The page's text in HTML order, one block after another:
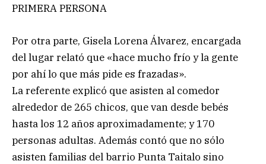
PRIMERA PERSONA
Por otra parte, Gisela Lorena Álvarez, encargada
del lugar relató que «hace mucho frío y la gente
por ahí lo que más pide es frazadas».
La referente explicó que asisten al comedor
alrededor de 265 chicos, que van desde bebés
hasta los 12 años aproximadamente; y 170
personas adultas. Además contó que no sólo
asisten familias del barrio Punta Taitalo sino